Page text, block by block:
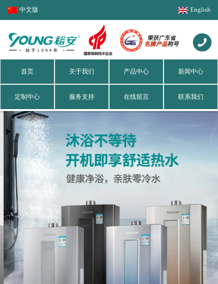
中文版 English
首页 关于我们 产品中心 新闻中心
定制中心 服务支持 在线留言 联系我们